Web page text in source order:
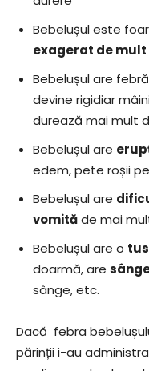
Bebelușul este
exagerat de mult
Bebelușul are
devine rigidiar
durează mai mult
Bebelușul are
edem, pete roșii
Bebelușul are
vomităde mai
Bebelușul are o
doarmă, are
sânge, etc.
Dacă febra
părinții i-au